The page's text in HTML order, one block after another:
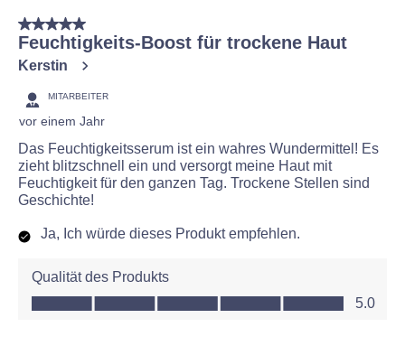
5 von 5 Sternen.
Feuchtigkeits-Boost für trockene Haut
Kerstin
MITARBEITER
vor einem Jahr
Das Feuchtigkeitsserum ist ein wahres Wundermittel! Es
zieht blitzschnell ein und versorgt meine Haut mit
Feuchtigkeit für den ganzen Tag. Trockene Stellen sind
Geschichte!
Ja, Ich würde dieses Produkt empfehlen.
Qualität des Produkts
Qualität des Produkts, 5.0 von 5
5.0